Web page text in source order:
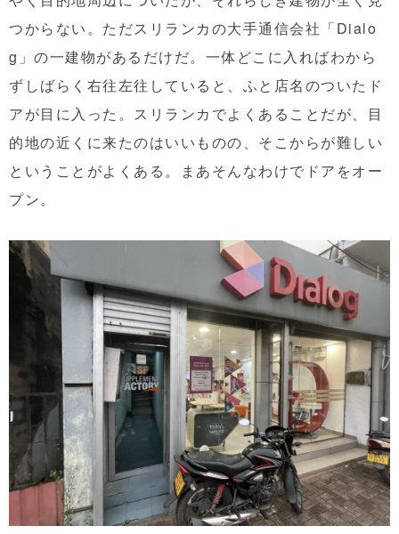
つからない。ただスリランカの大手通信会社「Dialo
g」の一建物があるだけだ。一体どこに入ればわから
ずしばらく右往左往していると、ふと店名のついたド
アが目に入った。スリランカでよくあることだが、目
的地の近くに来たのはいいものの、そこからが難しい
ということがよくある。まあそんなわけでドアをオー
プン。